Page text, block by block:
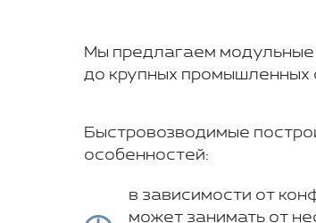
Мы предлагаем модульные
до крупных промышленных
Быстровозводимые
особенностей:
в зависимости от
может занимать от